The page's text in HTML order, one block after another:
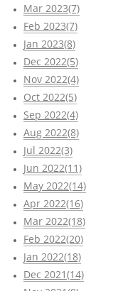
Mar 2023(7)
Feb 2023(7)
Jan 2023(8)
Dec 2022(5)
Nov 2022(4)
Oct 2022(5)
Sep 2022(4)
Aug 2022(8)
Jul 2022(3)
Jun 2022(11)
May 2022(14)
Apr 2022(16)
Mar 2022(18)
Feb 2022(20)
Jan 2022(18)
Dec 2021(14)